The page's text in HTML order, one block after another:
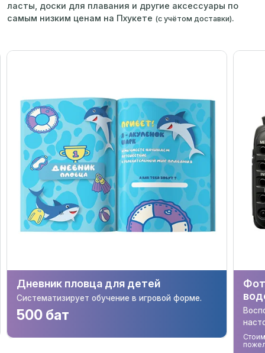
ласты, доски для плавания и другие аксессуары по
самым низким ценам на Пхукете (с учётом доставки).
Дневник пловца для детей
Систематизирует обучение в игровой форме.
500 бат